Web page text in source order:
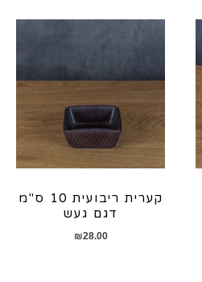
קערית ריבועית 10 ס"מ
דגם געש
₪28.00